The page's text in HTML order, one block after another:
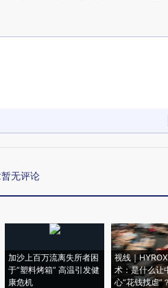
无评论
加沙上百万流离失所者困
于“塑料烤箱” 高温引发健
康危机
视线｜
术：是什么让
心“花钱找虐”？